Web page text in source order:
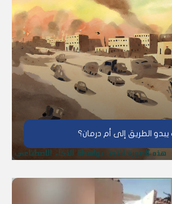
الطريق إلى أم درمان؟